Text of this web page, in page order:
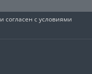
и согласен с условиями